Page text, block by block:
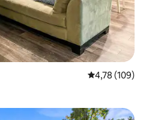
4,78 de uma
4,78 (109)